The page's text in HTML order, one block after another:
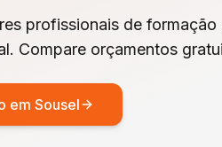
profissionais de formação
Compare orçamentos
em Sousel